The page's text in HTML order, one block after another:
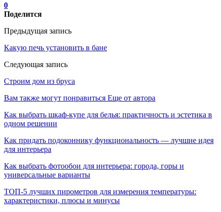
0
Поделится
Предыдущая запись
Какую печь установить в бане
Следующая запись
Строим дом из бруса
Вам также могут понравиться Еще от автора
Как выбрать шкаф-купе для белья: практичность и эстетика в
одном решении
Как придать подоконнику функциональность — лучшие идея
для интерьера
Как выбрать фотообои для интерьера: города, горы и
универсальные варианты
ТОП-5 лучших пирометров для измерения температуры:
характеристики, плюсы и минусы